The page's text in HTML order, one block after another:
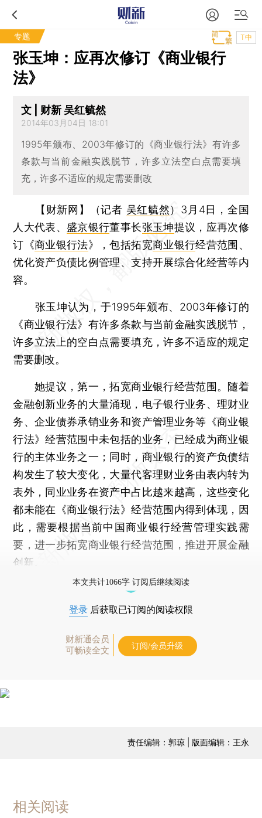
专题 T中
张玉坤：应再次修订《商业银行
法》
文 | 财新 吴红毓然
2014年03月04日 18:01
1995年颁布、2003年修订的《商业银行法》有许多
条款与当前金融实践脱节，许多立法空白点需要填
充，许多不适应的规定需要删改
【财新网】（记者 吴红毓然） 3月4日，全国
人大代表、盛京银行董事长张玉坤提议，应再次修
订《商业银行法》，包括拓宽商业银行经营范围、
优化资产负债比例管理、支持开展综合化经营等内
容。
张玉坤认为，于1995年颁布、2003年修订的
《商业银行法》有许多条款与当前金融实践脱节，
许多立法上的空白点需要填充，许多不适应的规定
需要删改。
她提议，第一，拓宽商业银行经营范围。随着
金融创新业务的大量涌现，电子银行业务、理财业
务、企业债券承销业务和资产管理业务等《商业银
行法》经营范围中未包括的业务，已经成为商业银
行的主体业务之一；同时，商业银行的资产负债结
构发生了较大变化，大量代客理财业务由表内转为
表外，同业业务在资产中占比越来越高，这些变化
都未能在《商业银行法》经营范围内得到体现，因
此，需要根据当前中国商业银行经营管理实践需
要，进一步拓宽商业银行经营范围，推进开展金融
创新。
本文共计1066字 订阅后继续阅读
登录 后获取已订阅的阅读权限
财新通会员
可畅读全文
订阅/会员升级
责任编辑：郭琼 | 版面编辑：王永
相关阅读